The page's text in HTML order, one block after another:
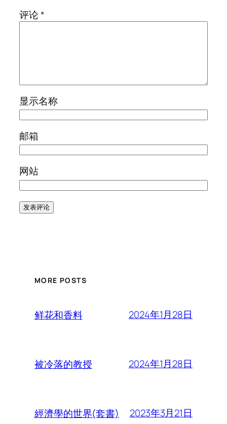
评论*
显示名称
邮箱
网站
MORE POSTS
鲜花和香料 2024年1月28日
被冷落的教授 2024年1月28日
經濟學的世界(套書) 2023年3月21日